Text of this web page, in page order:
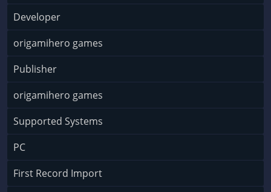
Developer
origamihero games
Publisher
origamihero games
Supported Systems
PC
First Record Import